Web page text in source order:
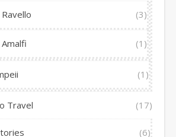
Ravello (3)
Amalfi (1)
(1)
Travel (17)
(6)